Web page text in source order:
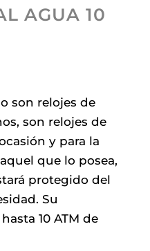
AGUA 10
son relojes de
son relojes de
y para la
que lo posea,
protegido del
Su
10 ATM de